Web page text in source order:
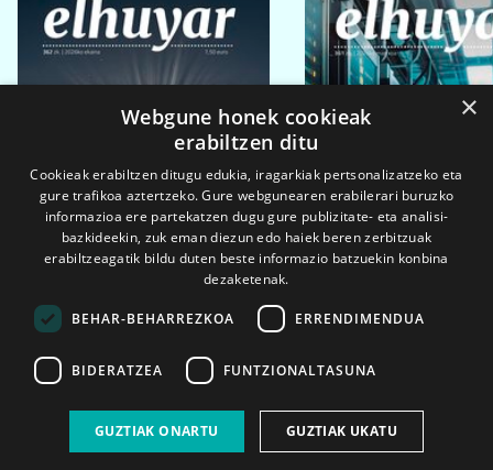
2026ko eka. 1a 2026ko mar. 1a
×
Webgune honek cookieak
erabiltzen ditu
Cookieak erabiltzen ditugu edukia, iragarkiak pertsonalizatzeko eta
gure trafikoa aztertzeko. Gure webgunearen erabilerari buruzko
informazioa ere partekatzen dugu gure publizitate- eta analisi-
bazkideekin, zuk eman diezun edo haiek beren zerbitzuak
erabiltzeagatik bildu duten beste informazio batzuekin konbina
dezaketenak.
BEHAR-BEHARREZKOA ERRENDIMENDUA
BIDERATZEA FUNTZIONALTASUNA
GUZTIAK ONARTU GUZTIAK UKATU